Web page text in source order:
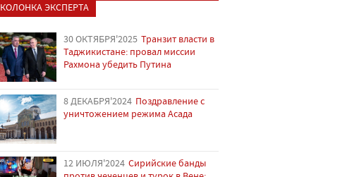
КОЛОНКА ЭКСПЕРТА
30 ОКТЯБРЯ'2025 Транзит власти в
Таджикистане: провал миссии
Рахмона убедить Путина
8 ДЕКАБРЯ'2024 Поздравление с
уничтожением режима Асада
12 ИЮЛЯ'2024 Сирийские банды